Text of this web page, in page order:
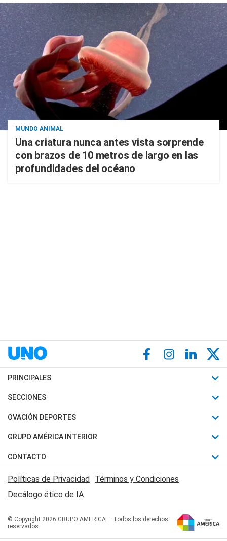
MUNDO ANIMAL
Una criatura nunca antes vista sorprende
con brazos de 10 metros de largo en las
profundidades del océano
PRINCIPALES
Últimas Noticias
Política
Judiciales
Economia
SECCIONES
Horóscopo
Motores
Trucos caseros
Series y Películas
Edictos y Solicitadas
OVACIÓN DEPORTES
Fútbol
Mundial
Automovilismo
Rugby
Básquet
GRUPO AMÉRICA INTERIOR
Canal 7 en Vivo
San Juan 8
CONTACTO
Acerca de Nosotros
Contactanos
Políticas de Privacidad Términos y Condiciones
Decálogo ético de IA
© Copyright 2026 GRUPO AMERICA – Todos los derechos
reservados